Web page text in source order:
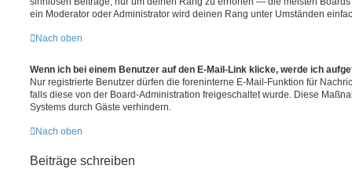
ein Moderator oder Administrator wird deinen Rang unter Umständen
Nach oben
Wenn ich bei einem Benutzer auf den E-Mail-Link klicke, werde ich
Nur registrierte Benutzer dürfen die foreninterne E-Mail-Funktion für
falls diese von der Board-Administration freigeschaltet wurde. Diese
Systems durch Gäste verhindern.
Nach oben
Beiträge schreiben